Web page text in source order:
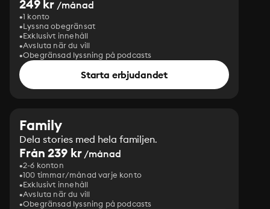
249 kr /månad
1 konto
Lyssna obegränsat
Exklusivt innehåll
Avsluta när du vill
Obegränsad lyssning på podcasts
Starta erbjudandet
Family
Dela stories med hela familjen.
Från 239 kr/månad
2-6 konton
100 timmar/månad varje konto
Exklusivt innehåll
Avsluta när du vill
Obegränsad lyssning på podcasts